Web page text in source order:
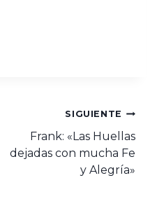
SIGUIENTE
Frank: «Las Huellas
dejadas con mucha Fe
y Alegría»